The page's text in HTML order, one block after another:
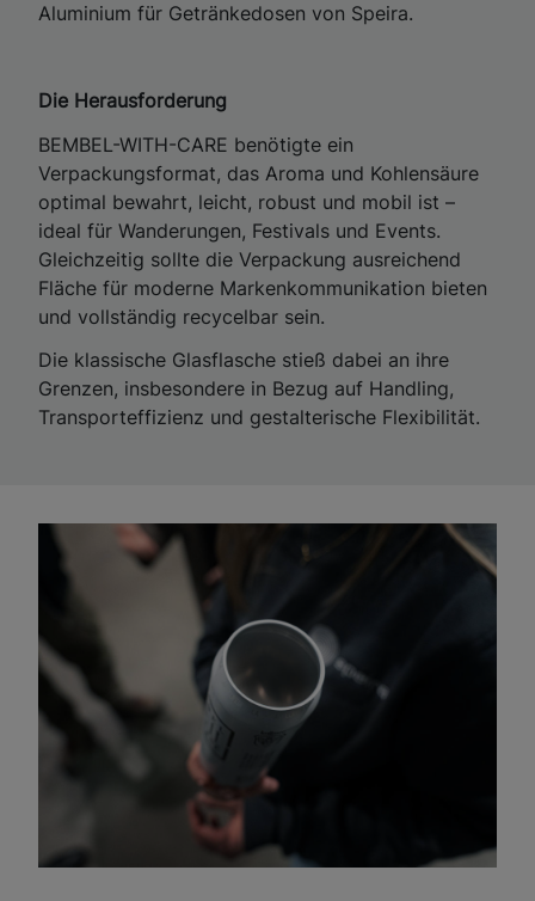
Aluminium für Getränkedosen von Speira.
Die Herausforderung
BEMBEL-WITH-CARE benötigte ein
Verpackungsformat, das Aroma und Kohlensäure
optimal bewahrt, leicht, robust und mobil ist –
ideal für Wanderungen, Festivals und Events.
Gleichzeitig sollte die Verpackung ausreichend
Fläche für moderne Markenkommunikation bieten
und vollständig recycelbar sein.
Die klassische Glasflasche stieß dabei an ihre
Grenzen, insbesondere in Bezug auf Handling,
Transporteffizienz und gestalterische Flexibilität.